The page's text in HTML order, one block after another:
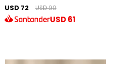
USD 72 USD 90
USD61